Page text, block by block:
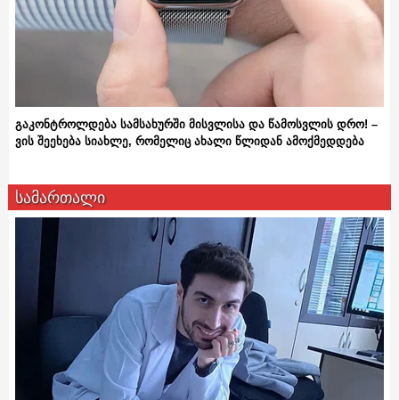
გაკონტროლდება სამსახურში მისვლისა და წამოსვლის დრო! –
ვის შეეხება სიახლე, რომელიც ახალი წლიდან ამოქმედდება
სამართალი